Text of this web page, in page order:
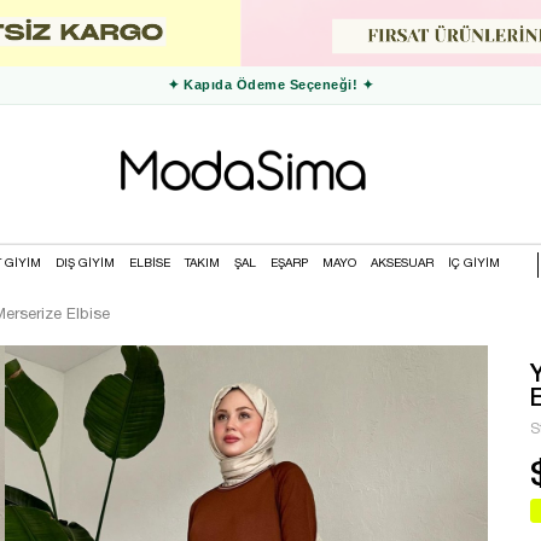
✦ 3000 TL ve Üzeri Ücretsiz Kargo ✦
GİYİM DIŞ GİYİM ELBİSE TAKIM ŞAL EŞARP MAYO AKSESUAR İÇ GİYİM
Elbise